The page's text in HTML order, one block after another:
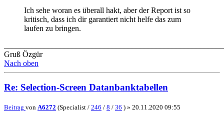
Ich sehe woran es überall hakt, aber der Report ist so
kritisch, dass ich dir garantiert nicht helfe das zum
laufen zu bringen.
Gruß Özgür
Nach oben
Re: Selection-Screen Datanbanktabellen
Beitrag von A6272 (Specialist / 246 / 8 / 36 ) » 20.11.2020 09:55